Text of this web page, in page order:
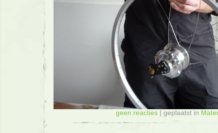
geen reacties | geplaatst in